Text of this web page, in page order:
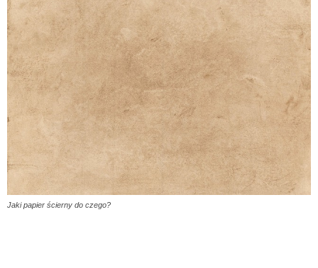
Jaki papier ścierny do czego?